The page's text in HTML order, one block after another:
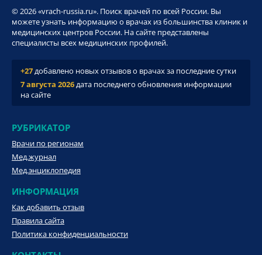
© 2026 «vrach-russia.ru». Поиск врачей по всей России. Вы
можете узнать информацию о врачах из большинства клиник и
медицинских центров России. На сайте представлены
специалисты всех медицинских профилей.
+27добавлено новых отзывов о врачах за последние сутки
7 августа 2026дата последнего обновления информации
на сайте
РУБРИКАТОР
Врачи по регионам
Мед.журнал
Мед.энциклопедия
ИНФОРМАЦИЯ
Как добавить отзыв
Правила сайта
Политика конфиденциальности